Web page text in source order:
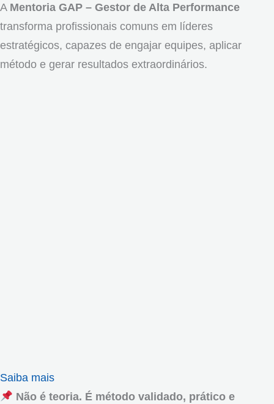
A Mentoria GAP – Gestor de Alta Performance
transforma profissionais comuns em líderes
estratégicos, capazes de engajar equipes, aplicar
método e gerar resultados extraordinários.
Saiba mais
Não é teoria. É método validado, prático e